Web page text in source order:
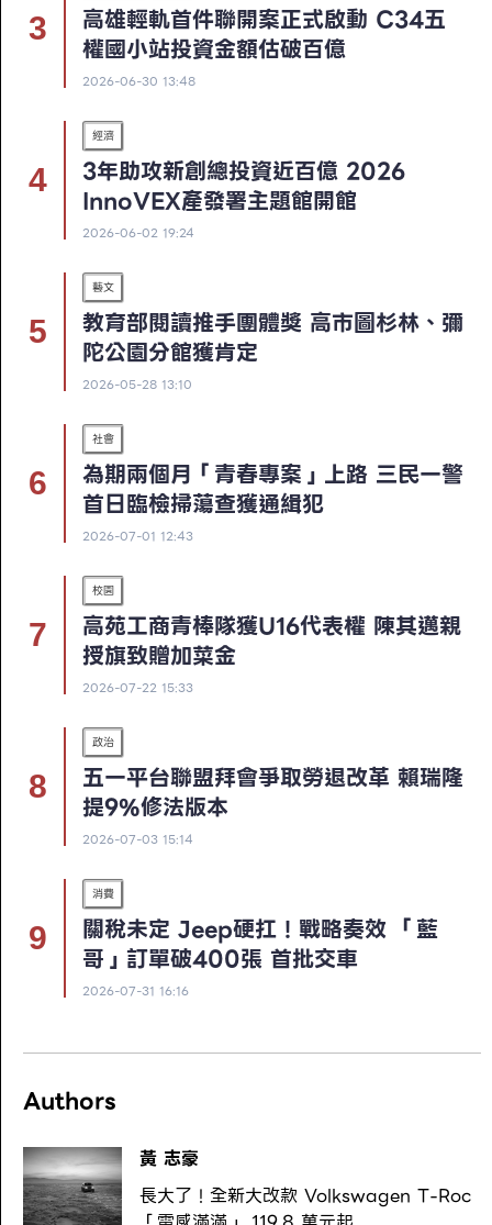
高雄輕軌首件聯開案正式啟動 C34五
權國小站投資金額估破百億
2026-06-30 13:48
經濟
3年助攻新創總投資近百億 2026
InnoVEX產發署主題館開館
2026-06-02 19:24
藝文
教育部閱讀推手團體獎 高市圖杉林、彌
陀公園分館獲肯定
2026-05-28 13:10
社會
為期兩個月「青春專案」上路 三民一警
首日臨檢掃蕩查獲通緝犯
2026-07-01 12:43
校園
高苑工商青棒隊獲U16代表權 陳其邁親
授旗致贈加菜金
2026-07-22 15:33
政治
五一平台聯盟拜會爭取勞退改革 賴瑞隆
提9%修法版本
2026-07-03 15:14
消費
關稅未定 Jeep硬扛！戰略奏效 「藍
哥」訂單破400張 首批交車
2026-07-31 16:16
Authors
黃 志豪
長大了！全新大改款 Volkswagen T-Roc